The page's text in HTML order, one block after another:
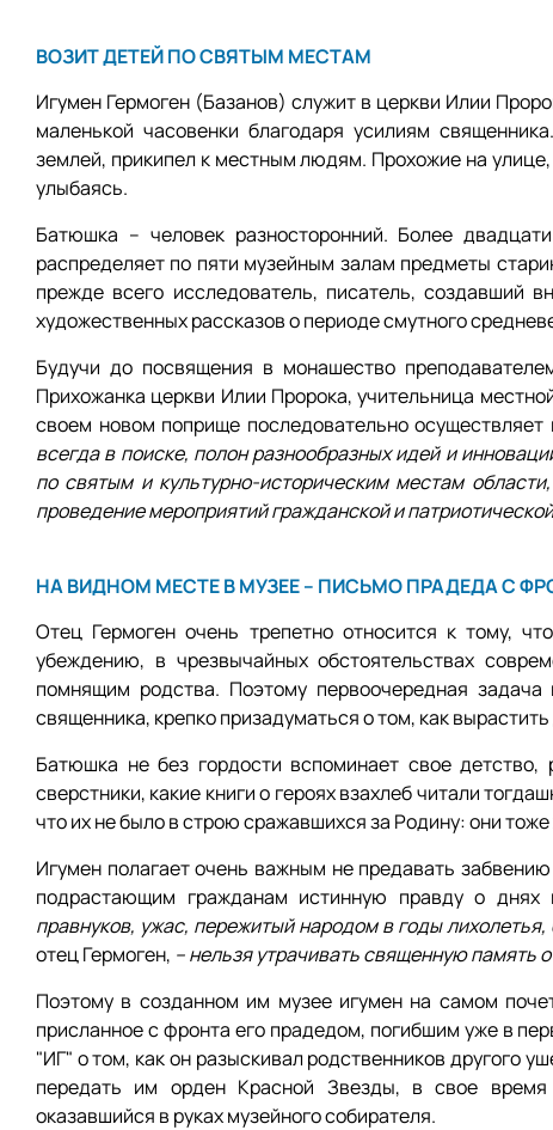
ВОЗИТ ДЕТЕЙ ПО СВЯТЫМ МЕСТАМ
Игумен Гермоген (Базанов) служит в церкви Илии
маленькой часовенки благодаря усилиям
землей, прикипел к местным людям. Прохожие на
улыбаясь.
Батюшка – человек разносторонний. Более
распределяет по пяти музейным залам предметы
прежде всего исследователь, писатель, создавший
художественных рассказов о периоде смутного
Будучи до посвящения в монашество
Прихожанка церкви Илии Пророка, учительница
своем новом поприще последовательно осуществляет
всегда в поиске, полон разнообразных идей и
по святым и культурно-историческим местам
проведение мероприятий гражданской и
НА ВИДНОМ МЕСТЕ В МУЗЕЕ – ПИСЬМО ПРАДЕДА С
Отец Гермоген очень трепетно относится к тому,
убеждению, в чрезвычайных обстоятельствах
помнящим родства. Поэтому первоочередная
священника, крепко призадуматься о том, как
Батюшка не без гордости вспоминает свое
сверстники, какие книги о героях взахлеб читали
что их не было в строю сражавшихся за Родину: они
Игумен полагает очень важным не предавать
подрастающим гражданам истинную правду о днях
правнуков, ужас, пережитый народом в годы
отец Гермоген, – нельзя утрачивать священную память
Поэтому в созданном им музее игумен на самом
присланное с фронта его прадедом, погибшим уже в
"ИГ" о том, как он разыскивал родственников другого
передать им орден Красной Звезды, в свое время
оказавшийся в руках музейного собирателя.